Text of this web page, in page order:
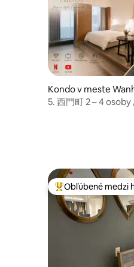
Kondo v meste
5. 西門町 2 – 4
Najobľúbenejšie
Obľúbené medzi